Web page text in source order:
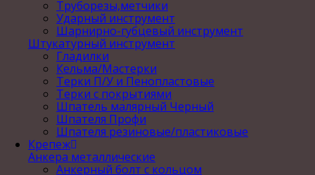
Труборезы,метчики
Ударный инструмент
Шарнирно-губцевый инструмент
Штукатурный инструмент
Гладилки
Кельма/Мастерки
Терки П/У и Пенопластовые
Терки с покрытиями
Шпатель малярный Черный
Шпателя Профи
Шпателя резиновые/пластиковые
Крепеж
Анкера металлические
Анкерный болт с кольцом